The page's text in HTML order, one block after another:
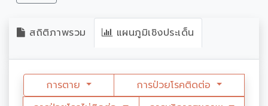
สถิติภาพรวม แผนภูมิเชิงประเด็น
การตาย
การป่วยโรคติดต่อ